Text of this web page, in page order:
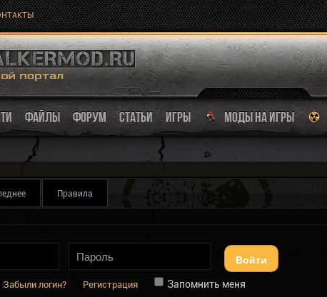
ФАЙЛЫ ФОРУМ СТАТЬИ ИГРЫ МОДЫ НА ИГРЫ
Правила
Войти
Забыли логин? Регистрация Запомнить меня